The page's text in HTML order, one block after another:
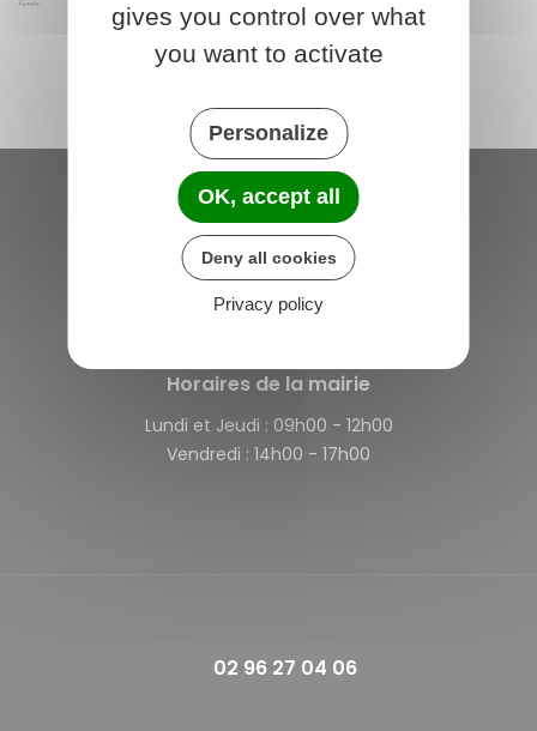
Saint-Michel-de-Plélan
4 rue des Terre Neuvas
22980 Saint-Michel-de-Plélan
France
Horaires de la mairie
Lundi et Jeudi : 09h00 - 12h00
Vendredi : 14h00 - 17h00
02 96 27 04 06
gives you control over what
you want to activate
Personalize
OK, accept all
Deny all cookies
Privacy policy